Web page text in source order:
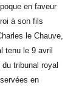
en faveur
à son fils
le Chauve,
tenu le 9 avril
tribunal royal
en